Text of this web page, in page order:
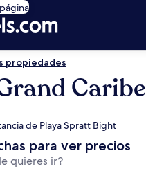
propiedades
Caribe
de Playa Spratt Bight
para ver precios
quieres ir?